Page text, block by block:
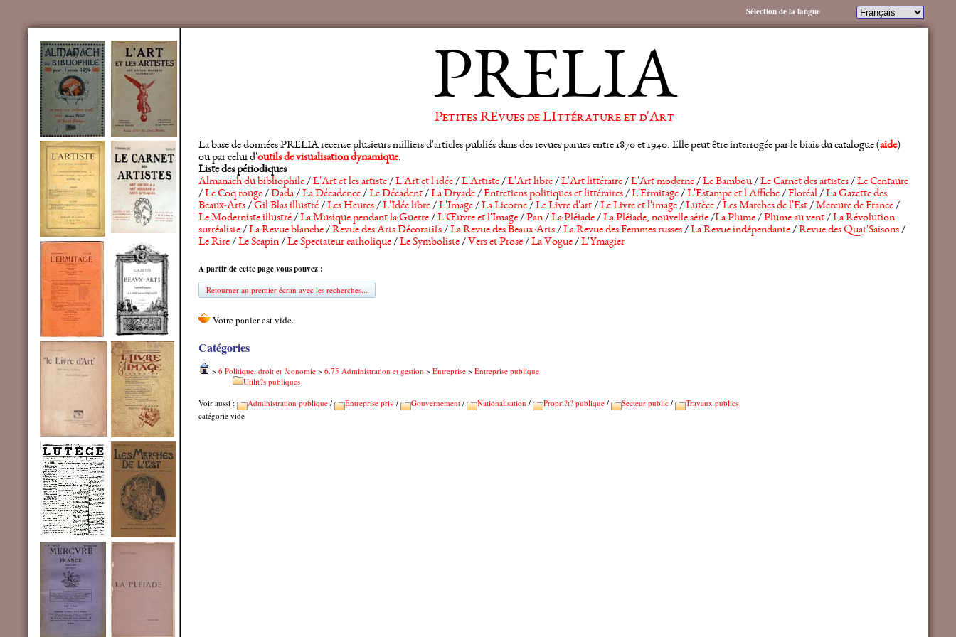
PRELIA
Petites REvues de LIttérature et d'Art
La base de données PRELIA recense plusieurs milliers d'articles publiés dans des revues parues entre 1870 et 1940. Elle peut être interrogée par le biais du catalogue (aide)
ou par celui d'outils de visualisation dynamique.
Liste des périodiques
Almanach du bibliophile/L'Art et les artiste/L'Art et l'idée/L'Artiste/L'Art libre/L'Art littéraire/L'Art moderne/Le Bambou/Le Carnet des artistes/Le Centaure
/Le Coq rouge/Dada/La Décadence/Le Décadent/La Dryade/Entretiens politiques et littéraires/L'Ermitage/L'Estampe et l'Affiche/Floréal/La Gazette des
Beaux-Arts/Gil Blas illustré/Les Heures/L'Idée libre/L'Image/La Licorne/Le Livre d'art/Le Livre et l'image/Lutèce/Les Marches de l'Est/Mercure de France/
Le Moderniste illustré/La Musique pendant la Guerre/L'Œuvre et l'Image/Pan/La Pléiade/La Pléiade, nouvelle série/La Plume/Plume au vent/La Révolution
surréaliste/La Revue blanche/Revue des Arts Décoratifs/La Revue des Beaux-Arts/La Revue des Femmes russes/La Revue indépendante/Revue des Quat'Saisons/
Le Rire/Le Scapin/Le Spectateur catholique/Le Symboliste/ Vers et Prose/La Vogue/L'Ymagier
A partir de cette page vous pouvez :
Retourner au premier écran avec les recherches...
Catégories
> 6 Politique, droit et ?conomie > 6.75 Administration et gestion > Entreprise > Entreprise publique
Utilit?s publiques
Voir aussi :
Administration publique / Entreprise priv / Gouvernement / Nationalisation / Propri?t? publique / Secteur public /
Travaux publics
catégorie vide
Sélection de la langue